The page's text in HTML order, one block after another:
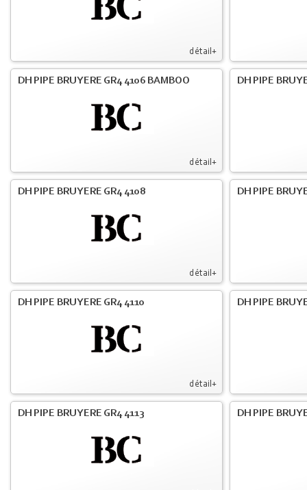
détail+
détail+
DH PIPE BRUYERE GR4 4106 BAMBOO DH PIPE
détail+
DH PIPE BRUYERE GR4 4108 DH PIPE
détail+
DH PIPE BRUYERE GR4 4110 DH PIPE
DH PIPE BRUYERE GR4 4113 DH PIPE